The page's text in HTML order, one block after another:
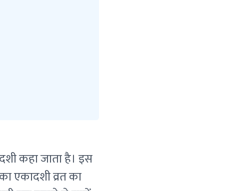
कहा जाता है। इस
एकादशी व्रत का